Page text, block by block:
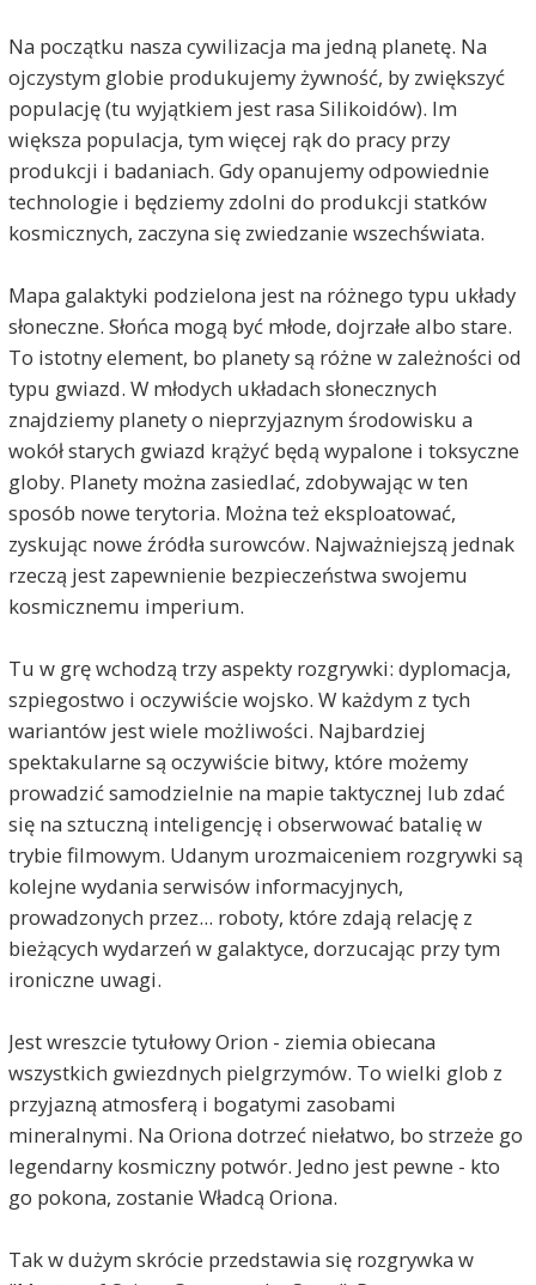
Na początku nasza cywilizacja ma jedną planetę. Na
ojczystym globie produkujemy żywność, by zwiększyć
populację (tu wyjątkiem jest rasa Silikoidów). Im
większa populacja, tym więcej rąk do pracy przy
produkcji i badaniach. Gdy opanujemy odpowiednie
technologie i będziemy zdolni do produkcji statków
kosmicznych, zaczyna się zwiedzanie wszechświata.
Mapa galaktyki podzielona jest na różnego typu układy
słoneczne. Słońca mogą być młode, dojrzałe albo stare.
To istotny element, bo planety są różne w zależności od
typu gwiazd. W młodych układach słonecznych
znajdziemy planety o nieprzyjaznym środowisku a
wokół starych gwiazd krążyć będą wypalone i toksyczne
globy. Planety można zasiedlać, zdobywając w ten
sposób nowe terytoria. Można też eksploatować,
zyskując nowe źródła surowców. Najważniejszą jednak
rzeczą jest zapewnienie bezpieczeństwa swojemu
kosmicznemu imperium.
Tu w grę wchodzą trzy aspekty rozgrywki: dyplomacja,
szpiegostwo i oczywiście wojsko. W każdym z tych
wariantów jest wiele możliwości. Najbardziej
spektakularne są oczywiście bitwy, które możemy
prowadzić samodzielnie na mapie taktycznej lub zdać
się na sztuczną inteligencję i obserwować batalię w
trybie filmowym. Udanym urozmaiceniem rozgrywki są
kolejne wydania serwisów informacyjnych,
prowadzonych przez... roboty, które zdają relację z
bieżących wydarzeń w galaktyce, dorzucając przy tym
ironiczne uwagi.
Jest wreszcie tytułowy Orion - ziemia obiecana
wszystkich gwiezdnych pielgrzymów. To wielki glob z
przyjazną atmosferą i bogatymi zasobami
mineralnymi. Na Oriona dotrzeć niełatwo, bo strzeże go
legendarny kosmiczny potwór. Jedno jest pewne - kto
go pokona, zostanie Władcą Oriona.
Tak w dużym skrócie przedstawia się rozgrywka w